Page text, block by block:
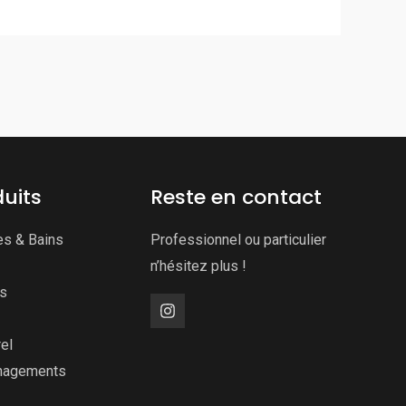
& Bains
Reste en contact
Professionnel ou particulier
n’hésitez plus !